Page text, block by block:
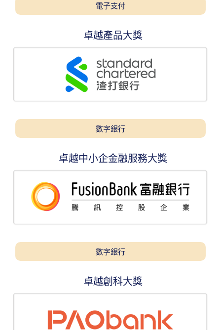
電子支付
卓越產品大獎
數字銀行
卓越中小企金融服務大獎
數字銀行
卓越創科大獎